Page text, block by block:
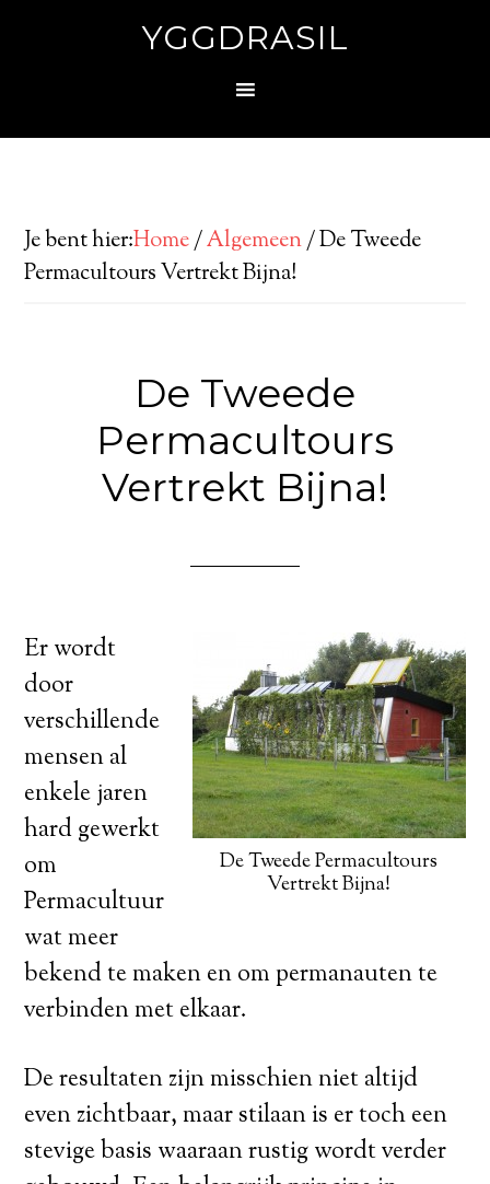
YGGDRASIL
Je bent hier:Home/Algemeen/De Tweede
Permacultours Vertrekt Bijna!
De Tweede
Permacultours
Vertrekt Bijna!
De Tweede Permacultours
Vertrekt Bijna!
Er wordt
door
verschillende
mensen al
enkele jaren
hard gewerkt
om
Permacultuur
wat meer
bekend te maken en om permanauten te
verbinden met elkaar.
De resultaten zijn misschien niet altijd
even zichtbaar, maar stilaan is er toch een
stevige basis waaraan rustig wordt verder